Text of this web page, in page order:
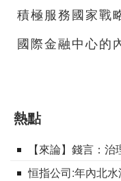
積極服務國家戰
國際金融中心的
熱點
【來論】錢言：
恒指公司:年內北